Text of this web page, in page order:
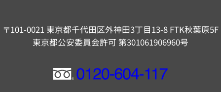
〒101-0021 東京都千代田区外神田3丁目13-8 FTK秋葉原5F
東京都公安委員会許可 第301061906960号
フ